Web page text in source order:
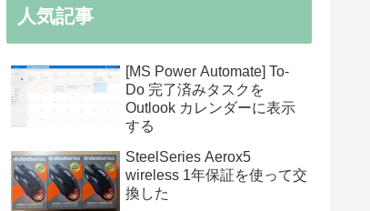
人気記事
[MS Power Automate] To-
Do 完了済みタスクを
Outlook カレンダーに表示
する
SteelSeries Aerox5
wireless 1年保証を使って交
換した